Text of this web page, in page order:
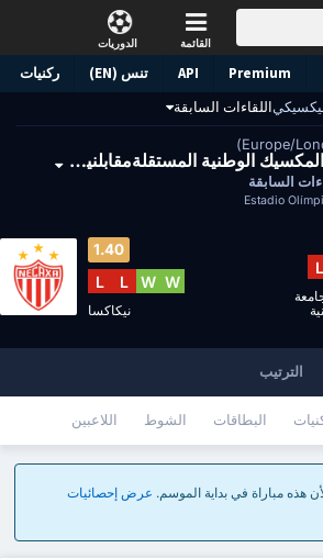
الدوريات القائمة
ركنيات تنس (EN) API Premium
اللقاءات السابقة
فريق بوماس لجامعة المكسيك الوطنية المستقلةمقابلنيكاكسا
السابقة
Estadio
L
1.40
W
W
L
L
نيكاكسا
الترتيب
البطاقات الشوط اللاعبين
عرض إحصائيات